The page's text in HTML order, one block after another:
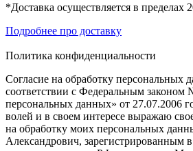
*Доставка осуществляется в
Подробнее про доставку
Политика конфиденциальности
Согласие на обработку персональных
соответствии с Федеральным
персональных данных» от 27.07.2006
волей и в своем интересе выражаю
на обработку моих персональных
Александрович, зарегистрированным в